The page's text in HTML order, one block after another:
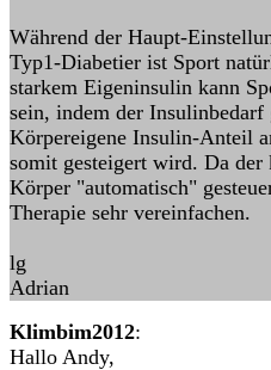
Während der Haupt-
Typ1-Diabetier ist Sport
starkem Eigeninsulin kann
sein, indem der
Körpereigene Insulin-Anteil
somit gesteigert wird. Da
Körper "automatisch"
Therapie sehr vereinfachen.
lg
Adrian
Klimbim2012:
Hallo Andy,